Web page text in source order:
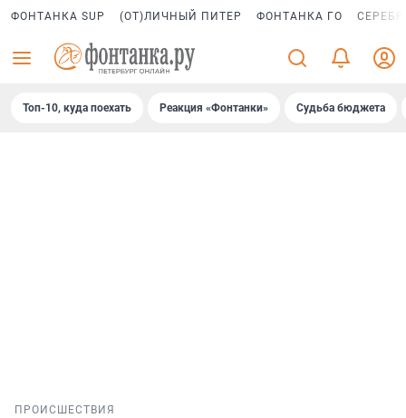
ФОНТАНКА SUP (ОТ)ЛИЧНЫЙ ПИТЕР ФОНТАНКА ГО
Топ-10, куда поехать Реакция «Фонтанки» Судьба бюджета
ПРОИСШЕСТВИЯ